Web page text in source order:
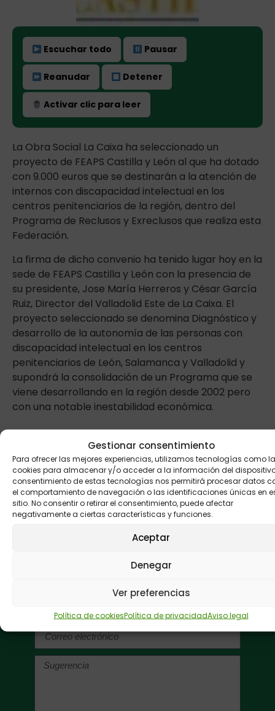
Gestionar consentimiento
Para ofrecer las mejores experiencias, utilizamos tecnologías como
cookies para almacenar y/o acceder a la información del
consentimiento de estas tecnologías nos permitirá procesar datos
el comportamiento de navegación o las identificaciones únicas en
sitio. No consentir o retirar el consentimiento, puede afectar
negativamente a ciertas características y funciones.
Aceptar
Denegar
Ver preferencias
Política de cookiesPolítica de privacidadAviso legal
Escuchar todo Pausar
Reanudar Detener
Activar clic para leer
La Obra Social La Caixa ha seleccionado un
proyecto de FEAPS Castilla y León al que ha dotado
con 9.000 euros que se destinarán a la atención de
internos con discapacidad intelectual en los
centros penitenciarios de la región, dentro del
Programa de Reclusos y Exreclusos que realiza esta
Federación.
La firma de dicho convenio ha tenido lugar hoy en la
sede de FEAPS Castilla y León con la presencia de
su presidente, Jose María Herreros y César García
Ruiz, Director del Valladolid Este de La Caixa. El
proyecto seleccionado se denomina Diagnóstico y
desarrollo de la autonomía de las personas con
discapacidad intelectual en los centros
penitenciarios de León, Salamanca y Valladolid y
supondrá la consolidación de un Programa que se
viene desarrollando en la región desde 2002 pero
con una notable inestabilidad económica.
Más deporte adaptado en la región
SIGUIENTE
La Obra Social Caja Madrid comprometida con la discapacidad intelectual
Buzón de
sugerencias:
comentarios.